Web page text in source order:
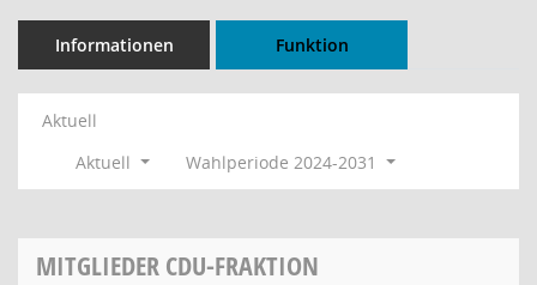
Informationen Funktion
Aktuell
Aktuell
Wahlperiode 2024-2031
MITGLIEDER CDU-FRAKTION